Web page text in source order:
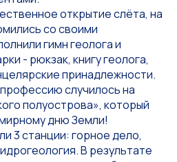
открытие слёта, на
со своими
гимн геолога и
- рюкзак, книгу геолога,
принадлежности.
случилось на
полуострова», который
дню Земли!
3 станции: горное дело,
В результате